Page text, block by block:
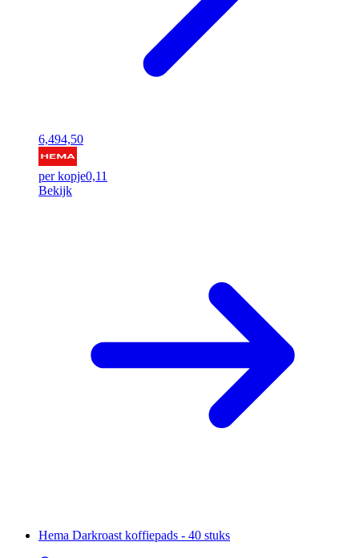
6,494,50
per kopje0,11
Bekijk
Hema Darkroast koffiepads - 40 stuks